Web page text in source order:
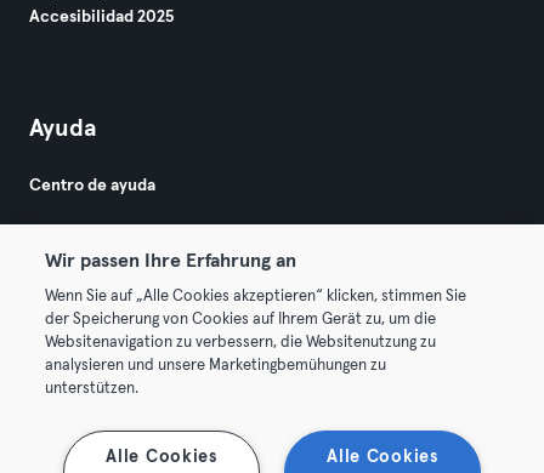
Accesibilidad 2025
Ayuda
Centro de ayuda
© 2026 Urban Sports Group GmbH. All rights reserved.
Términos y condiciones
Rescindir contratos aquí Desistir de contratos aquí
Wir passen Ihre Erfahrung an
Wenn Sie auf „Alle Cookies akzeptieren“ klicken, stimmen Sie
der Speicherung von Cookies auf Ihrem Gerät zu, um die
Websitenavigation zu verbessern, die Websitenutzung zu
analysieren und unsere Marketingbemühungen zu
unterstützen.
Alle Cookies
Alle Cookies